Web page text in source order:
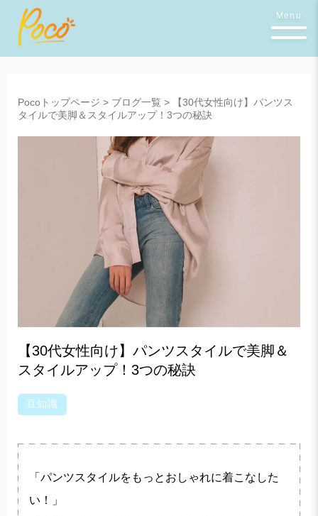
Menu
Pocoトップページ > ブログ一覧 >
【30代女性向け】パンツス
タイルで美脚＆スタイルアップ！3つの秘訣
【30代女性向け】パンツスタイルで美脚＆
スタイルアップ！3つの秘訣
豆知識
「パンツスタイルをもっとおしゃれに着こなした
い！」